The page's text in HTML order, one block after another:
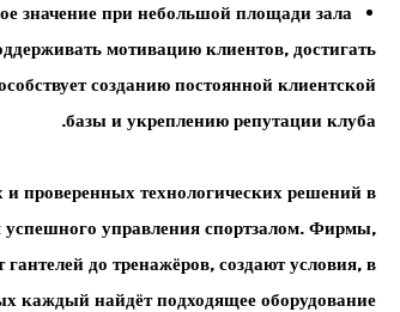
значение при небольшой площади зала.
мотивацию клиентов, достигать
созданию постоянной клиентской
базы и укреплению репутации клуба.
проверенных технологических решений в
успешного управления спортзалом. Фирмы,
до тренажёров, создают условия, в
каждый найдёт подходящее оборудование.